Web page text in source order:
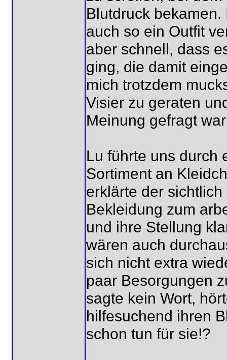
Blutdruck
auch so ein Outfit
aber schnell, dass
ging, die damit
mich trotzdem
Visier zu geraten
Meinung gefragt
Lu führte uns durch
Sortiment an
erklärte der
Bekleidung zum
und ihre Stellung
wären auch
sich nicht extra
paar Besorgungen
sagte kein Wort,
hilfesuchend ihren
schon tun für sie!?